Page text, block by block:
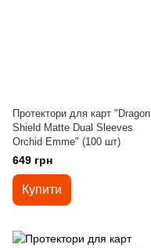
Протектори для карт "Dragon
Shield Matte Dual Sleeves
Orchid Emme" (100 шт)
649 грн
Купити